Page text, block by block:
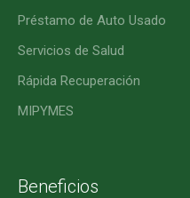
Préstamo de Auto Usado
Servicios de Salud
Rápida Recuperación
MIPYMES
Beneficios